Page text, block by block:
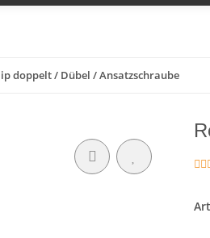
doppelt / Dübel / Ansatzschraube